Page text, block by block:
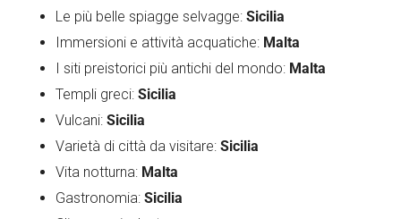
Le più belle spiagge selvagge:Sicilia
Immersioni e attività acquatiche: Malta
I siti preistorici più antichi del mondo: Malta
Templi greci:Sicilia
Vulcani:Sicilia
Varietà di città da visitare:Sicilia
Vita notturna: Malta
Gastronomia:Sicilia